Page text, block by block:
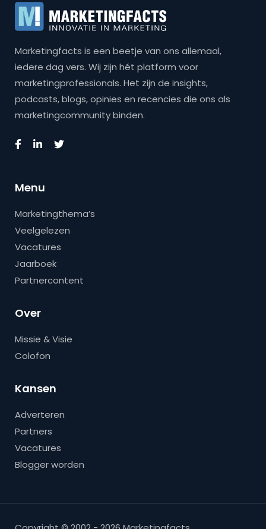
Marketingfacts is een beetje van ons allemaal,
iedere dag vers. Wij zijn hét platform voor
marketingprofessionals. Het zijn de insights,
podcasts, blogs, opinies en recencies die ons als
marketingcommunity binden.
Menu
Marketingthema’s
Veelgelezen
Vacatures
Jaarboek
Partnercontent
Over
Missie & Visie
Colofon
Kansen
Adverteren
Partners
Vacatures
Blogger worden